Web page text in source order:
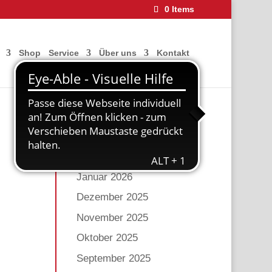
0 Items
Shop Service Über uns Kontakt
Archiv
Mai 2026
Januar 2026
Dezember 2025
November 2025
Oktober 2025
September 2025